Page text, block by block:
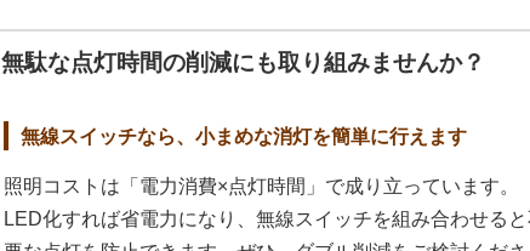
無駄な点灯時間の削減にも取り組みませんか？
無線スイッチなら、小まめな消灯を簡単に行えます
照明コストは「電力消費×点灯時間」で成り立っています。
LED化すれば省電力になり、無線スイッチを組み合わせる